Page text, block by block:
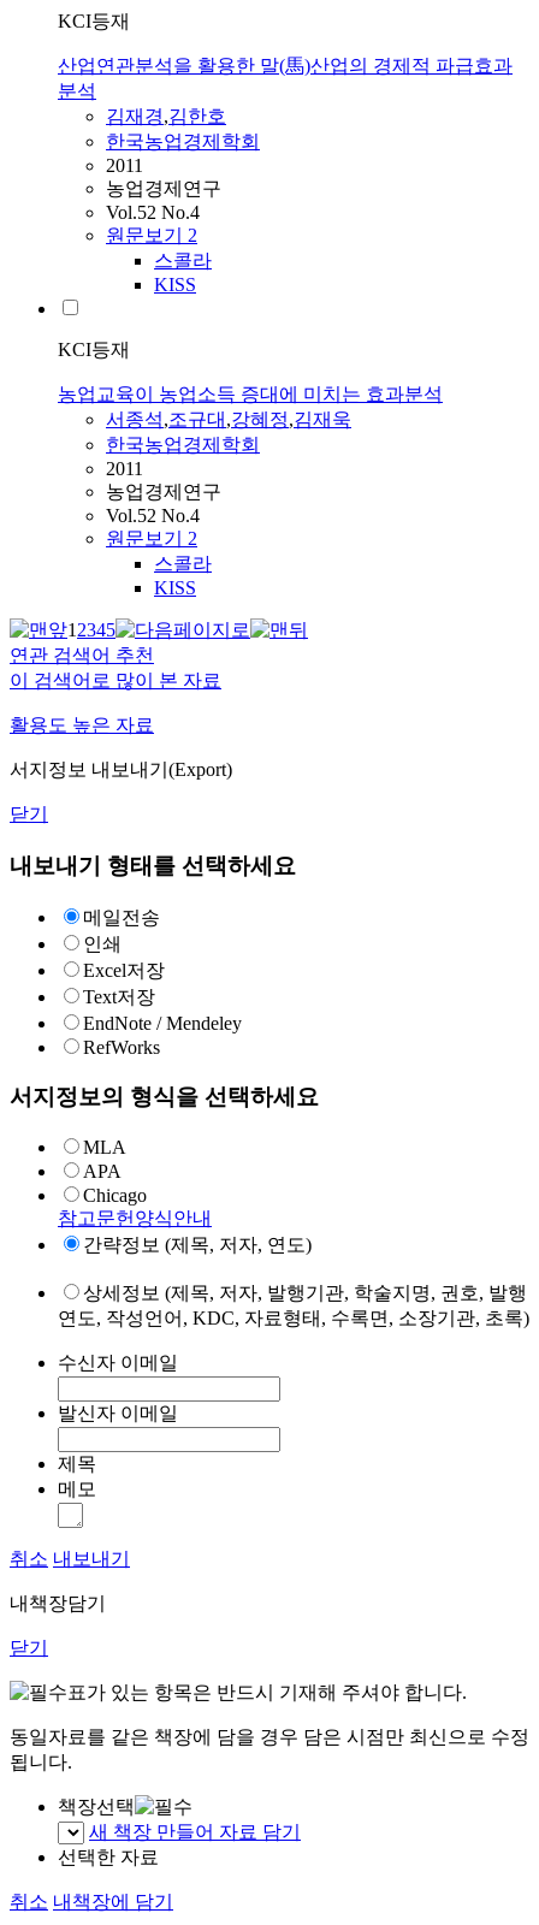
KCI등재
산업연관분석을 활용한 말(馬)산업의 경제적 파급효과
분석
김재경,김한호
한국농업경제학회
2011
농업경제연구
Vol.52 No.4
원문보기 2
스콜라
KISS
KCI등재
농업교육이 농업소득 증대에 미치는 효과분석
서종석,조규대 ,강혜정,김재욱
한국농업경제학회
2011
농업경제연구
Vol.52 No.4
원문보기 2
스콜라
KISS
12345
연관 검색어 추천
이 검색어로 많이 본 자료
활용도 높은 자료
서지정보 내보내기(Export)
닫기
내보내기 형태를 선택하세요
메일전송
인쇄
Excel저장
Text저장
EndNote / Mendeley
RefWorks
서지정보의 형식을 선택하세요
MLA
APA
Chicago
참고문헌양식안내
간략정보 (제목, 저자, 연도)
상세정보 (제목, 저자, 발행기관, 학술지명, 권호, 발행
연도, 작성언어, KDC, 자료형태, 수록면, 소장기관, 초록)
수신자 이메일
발신자 이메일
제목
메모
취소 내보내기
내책장담기
닫기
표가 있는 항목은 반드시 기재해 주셔야 합니다.
동일자료를 같은 책장에 담을 경우 담은 시점만 최신으로 수정
됩니다.
책장선택
새 책장 만들어 자료 담기
선택한 자료
취소 내책장에 담기